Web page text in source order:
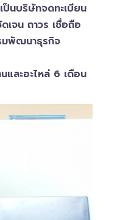
ป็นบริษัทจดทะเบียน
จน ถาวร เชื่อถือ
มพัฒนาธุรกิจ​
และอะไหล่ 6 เดือน